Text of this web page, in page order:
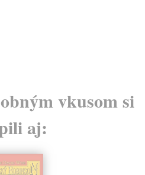
vkusom si
aj: